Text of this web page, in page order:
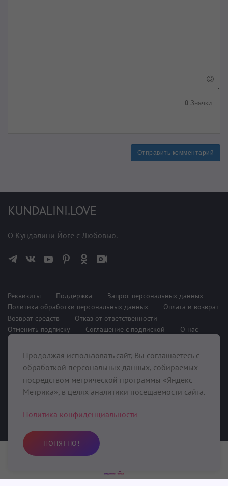
0 Значки
Отправить комментарий
KUNDALINI.LOVE
О Кундалини Йоге с Любовью.
Реквизиты Поддержка
Запрос персональных данных
Политика обработки персональных данных
Оплата и возврат
Возврат средств
Отказ от ответственности
Отменить подписку
Соглашение с подпиской О нас
При поддержке
643908114874 ОГРНИП 321645700011461),
Продолжая использовать сайт, Вы соглашаетесь с
обработкой персональных данных, собираемых
посредством метрической программы «Яндекс
Метрика», в целях аналитики посещаемости сайта.
Политика конфиденциальности
ПОНЯТНО!